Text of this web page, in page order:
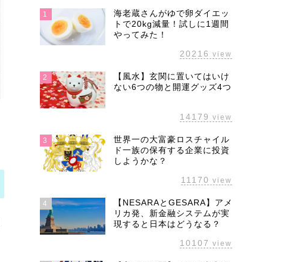
1
海老蔵さんがゆで卵ダイエッ
トで20kg減量！試しに1週間
やってみた！
20216 view
2
【風水】玄関に置いてはいけ
ない6つの物と開運グッズ4つ
14179 view
3
世界一の大富豪ロスチャイル
ド一族の保有する企業に投資
しようかな？
11170 view
4
【NESARAとGESARA】アメ
リカ発、新金融システムが実
現すると日本はどうなる？
10107 view